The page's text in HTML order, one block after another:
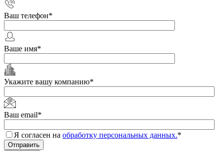
Ваш телефон*
Ваше имя*
Укажите вашу компанию*
Ваш email*
Я согласен на обработку персональных данных.*